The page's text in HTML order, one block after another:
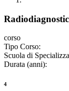
corso
Tipo Corso:
Scuola di
Durata (anni):
4